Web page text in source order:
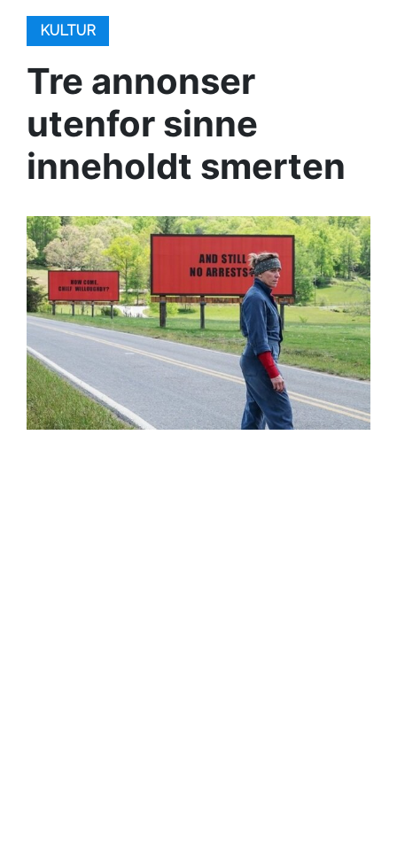
KULTUR
Tre annonser
utenfor sinne
inneholdt smerten